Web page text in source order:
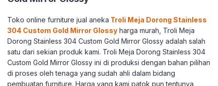
Toko online furniture jual aneka Troli Meja Dorong Stainless
304 Custom Gold Mirror Glossy harga murah, Troli Meja
Dorong Stainless 304 Custom Gold Mirror Glossy adalah salah
satu dari sekian produk kami. Troli Meja Dorong Stainless 304
Custom Gold Mirror Glossy ini di produksi dengan bahan pilihan
di proses oleh tenaga yang sudah ahli dalam bidang
pembuatan furniture. Harga yang kami patok pun tentunya